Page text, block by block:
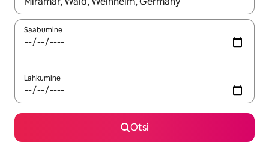
Saabumine
Lahkumine
Otsi